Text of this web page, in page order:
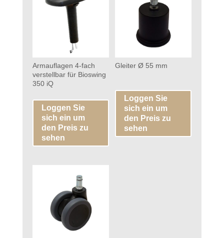
Armauflagen 4-fach
verstellbar für Bioswing
350 iQ
Loggen Sie
sich ein um
den Preis zu
sehen
Gleiter Ø 55 mm
Loggen Sie
sich ein um
den Preis zu
sehen